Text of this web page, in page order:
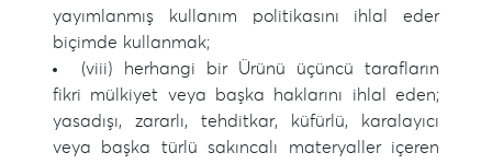
yayımlanmış kullanım politikasını ihlal eder
biçimde kullanmak;
(viii) herhangi bir Ürünü üçüncü tarafların
fikri mülkiyet veya başka haklarını ihlal eden;
yasadışı, zararlı, tehditkar, küfürlü, karalayıcı
veya başka türlü sakıncalı materyaller içeren